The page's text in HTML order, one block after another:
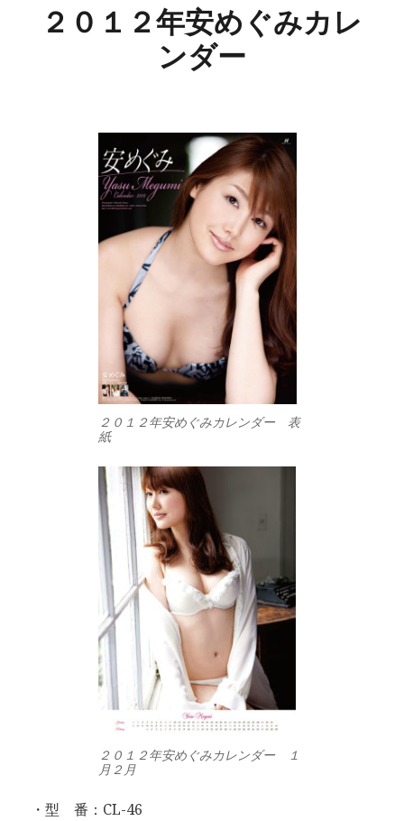
２０１２年安めぐみカレ
ンダー
２０１２年安めぐみカレンダー 表
紙
２０１２年安めぐみカレンダー １
月２月
・型 番：CL-46